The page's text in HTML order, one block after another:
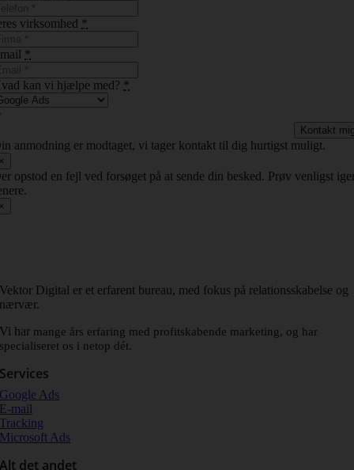
virksomhed *
*
kan vi hjælpe med? *
Kontakt
anmodning er modtaget, vi tager kontakt til dig hurtigst muligt.
opstod en fejl ved forsøget på at sende din besked. Prøv venligst
Vektor Digital er et erfarent bureau, med fokus på relationsskabelse og
nærvær.
Vi har mange års erfaring med profitskabende marketing, og har
specialiseret os i netop dét.
Services
Google Ads
E-mail
Tracking
Microsoft Ads
Alt det andet